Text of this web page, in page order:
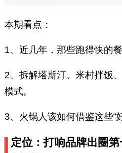
本期看点：
1、近几年，那些跑得快的
2、拆解塔斯汀、米村拌饭
模式。
3、火锅人该如何借鉴这些“
定位：打响品牌出圈